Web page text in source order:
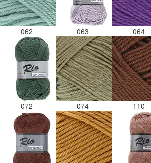
062 063 064
072 074 110